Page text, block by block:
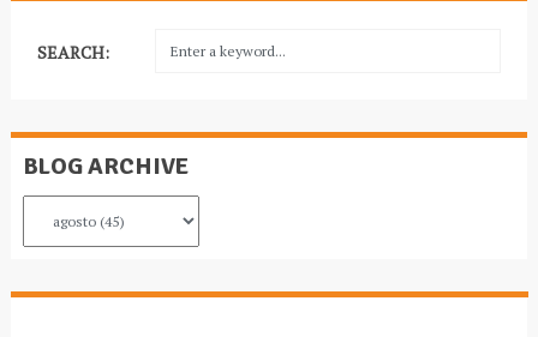
SEARCH:
BLOG ARCHIVE